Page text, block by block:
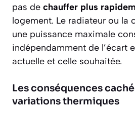
pas de chauffer plus
logement. Le radiateur ou la
une puissance maximale
indépendamment de l’écart
actuelle et celle souhaitée.
Les conséquences
variations thermiques